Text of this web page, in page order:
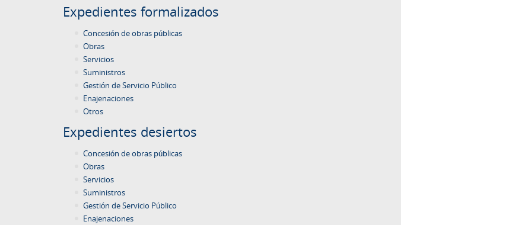
Expedientes formalizados
Concesión de obras públicas
Obras
Servicios
Suministros
Gestión de Servicio Público
Enajenaciones
Otros
Expedientes desiertos
Concesión de obras públicas
Obras
Servicios
Suministros
Gestión de Servicio Público
Enajenaciones